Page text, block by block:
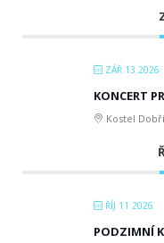
ZÁŘ 13 2026
KONCERT
Kostel
ŘÍJ 11 2026
PODZIMNÍ